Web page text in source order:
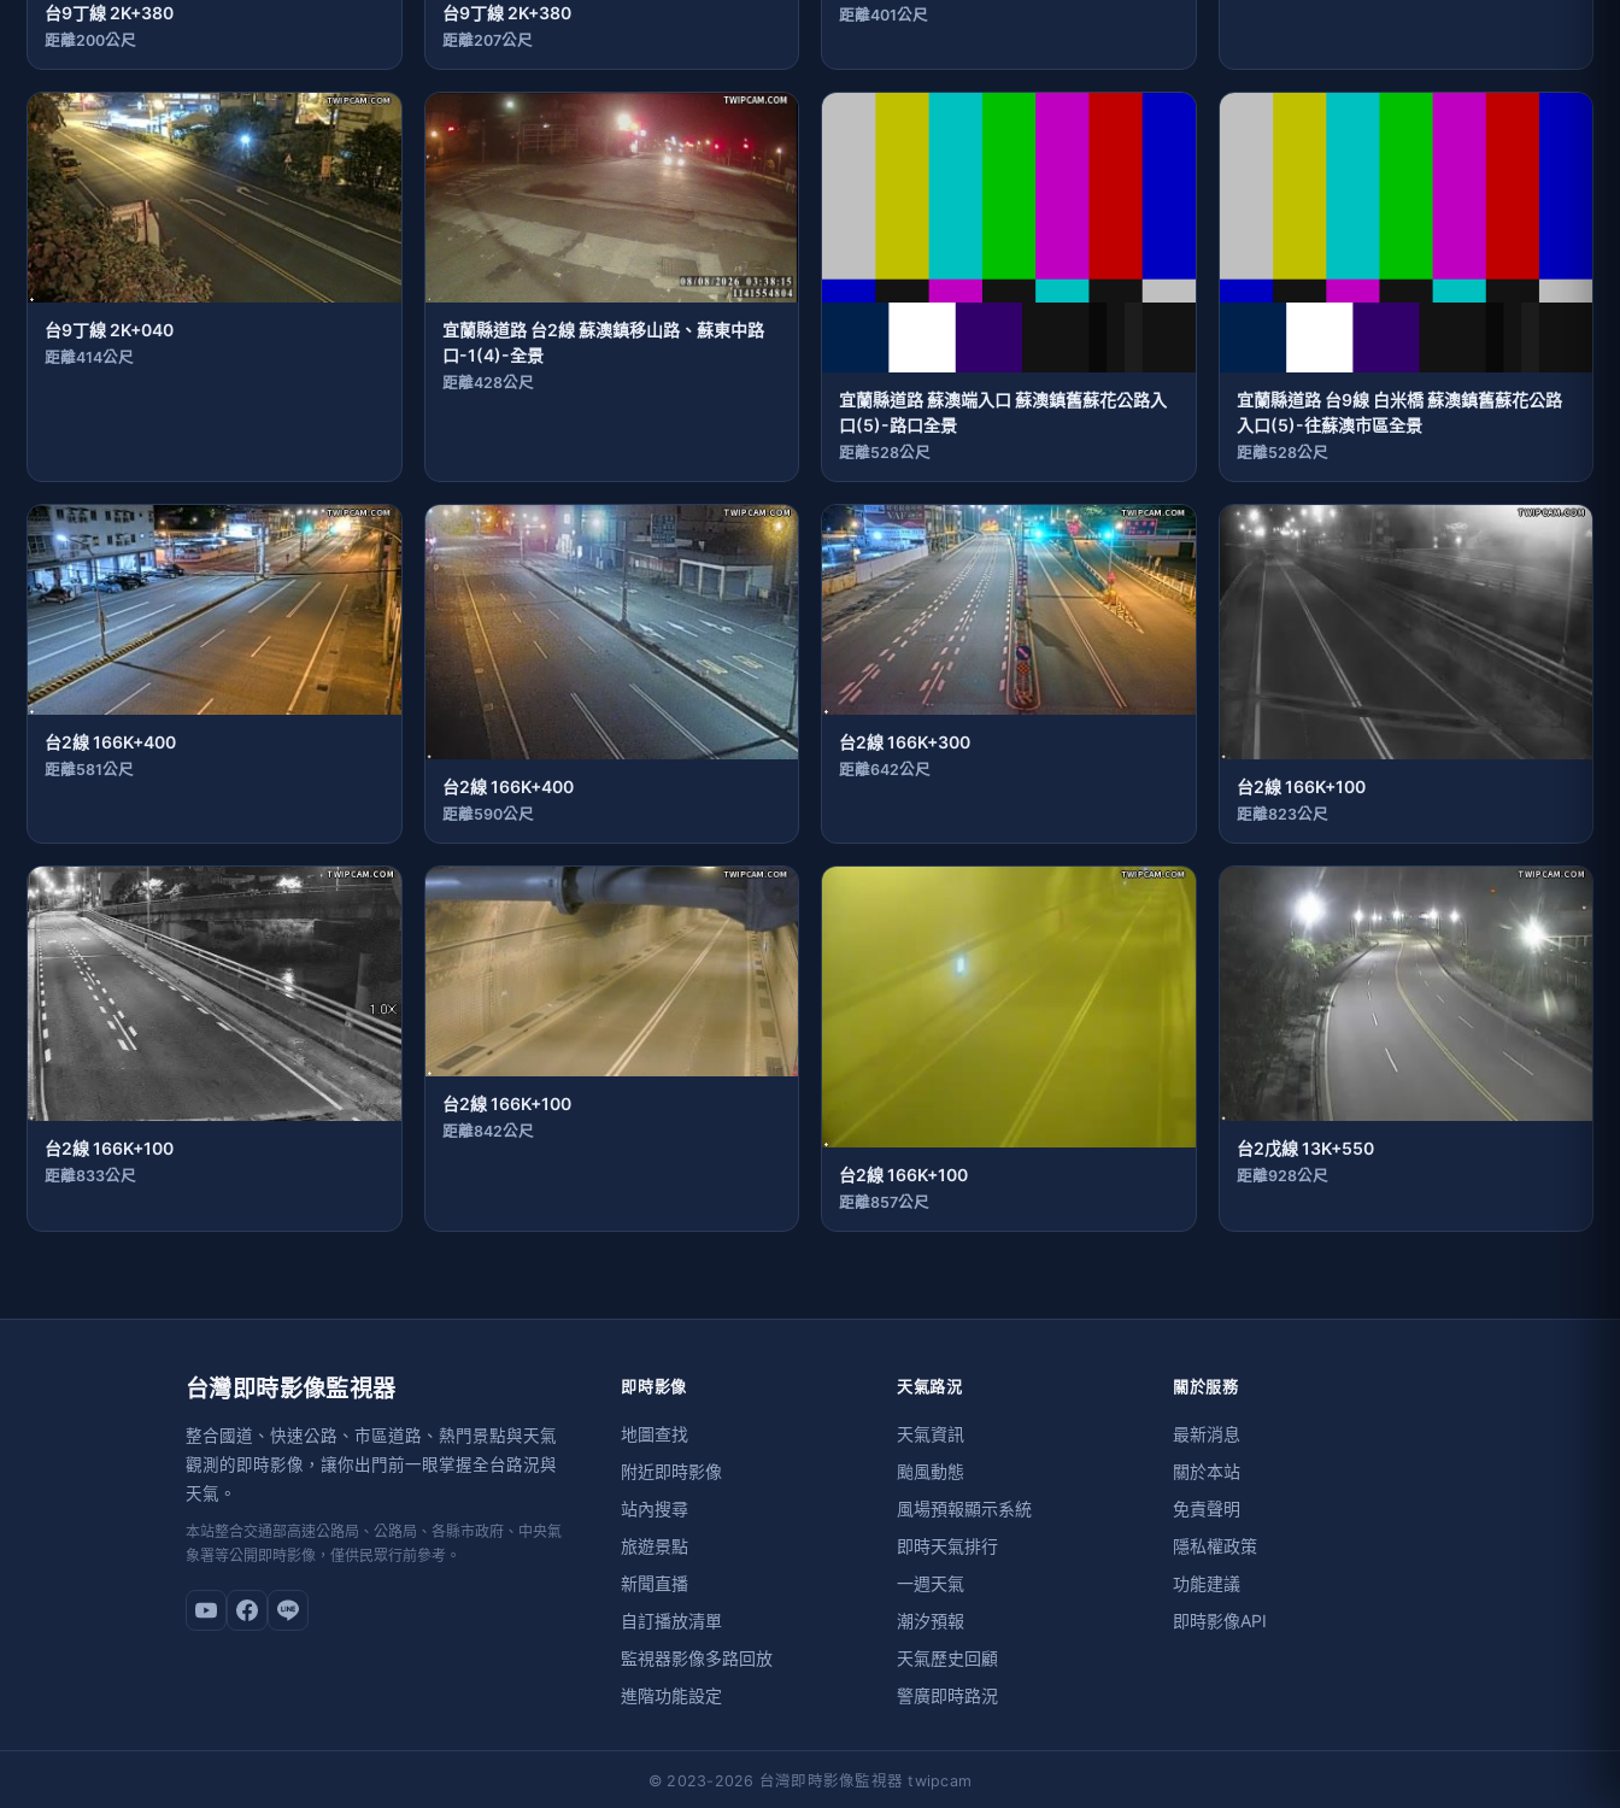
台9丁線 2K+380
距離200公尺
台9丁線 2K+380
距離207公尺
距離401公尺
台9丁線 2K+040
距離414公尺
宜蘭縣道路 台2線 蘇澳鎮移山路、蘇東中路
口-1(4)-全景
距離428公尺
宜蘭縣道路 蘇澳端入口 蘇澳鎮舊蘇花公路入
口(5)-路口全景
距離528公尺
宜蘭縣道路 台9線 白米橋 蘇澳鎮舊蘇花公路
入口(5)-往蘇澳市區全景
距離528公尺
台2線 166K+400
距離581公尺
台2線 166K+400
距離590公尺
台2線 166K+300
距離642公尺
台2線 166K+100
距離823公尺
台2線 166K+100
距離833公尺
台2線 166K+100
距離842公尺
台2線 166K+100
距離857公尺
台2戊線 13K+550
距離928公尺
台灣即時影像監視器
整合國道、快速公路、市區道路、熱門景點與天氣
觀測的即時影像，讓你出門前一眼掌握全台路況與
天氣。
本站整合交通部高速公路局、公路局、各縣市政府、中央氣
象署等公開即時影像，僅供民眾行前參考。
即時影像
地圖查找
附近即時影像
站內搜尋
旅遊景點
新聞直播
自訂播放清單
監視器影像多路回放
進階功能設定
天氣路況
天氣資訊
颱風動態
風場預報顯示系統
即時天氣排行
一週天氣
潮汐預報
天氣歷史回顧
警廣即時路況
關於服務
最新消息
關於本站
免責聲明
隱私權政策
功能建議
即時影像API
© 2023-2026 台灣即時影像監視器 twipcam